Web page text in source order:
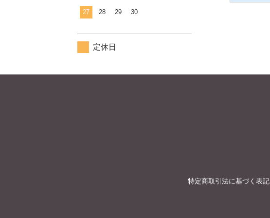
27 28 29 30
定休日
特定商取引法に基づく表記